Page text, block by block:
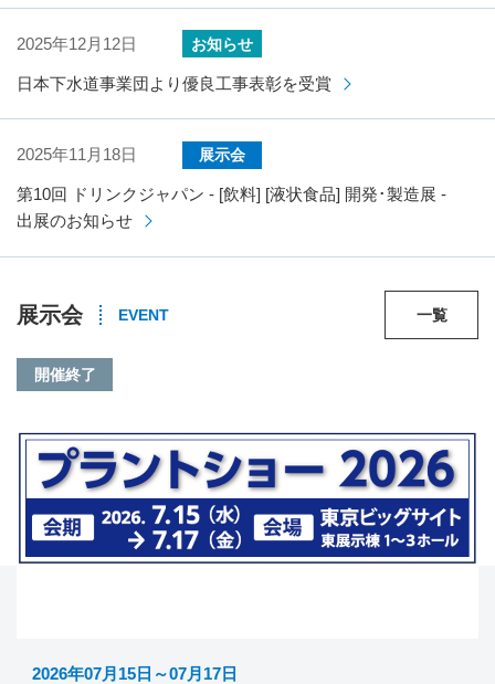
2025年12月12日 お知らせ
日本下水道事業団より優良工事表彰を受賞
2025年11月18日 展示会
第10回 ドリンクジャパン - [飲料] [液状食品] 開発･製造展 -
出展のお知らせ
展示会 EVENT 一覧
開催終了
2026年07月15日～07月17日